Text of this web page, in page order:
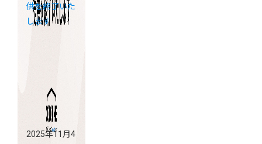
供を終了いた
します
2025年11月4